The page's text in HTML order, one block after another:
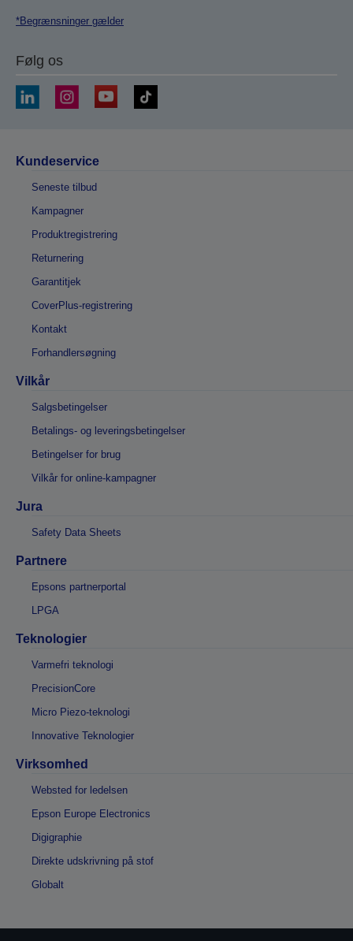
*Begrænsninger gælder
Følg os
Kundeservice
Seneste tilbud
Kampagner
Produktregistrering
Returnering
Garantitjek
CoverPlus-registrering
Kontakt
Forhandlersøgning
Vilkår
Salgsbetingelser
Betalings- og leveringsbetingelser
Betingelser for brug
Vilkår for online-kampagner
Jura
Safety Data Sheets
Partnere
Epsons partnerportal
LPGA
Teknologier
Varmefri teknologi
PrecisionCore
Micro Piezo-teknologi
Innovative Teknologier
Virksomhed
Websted for ledelsen
Epson Europe Electronics
Digigraphie
Direkte udskrivning på stof
Globalt